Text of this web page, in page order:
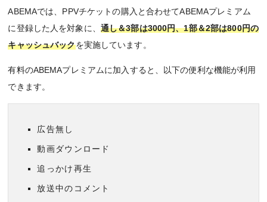
ABEMAでは、PPVチケットの購入と合わせてABEMAプレミアム
に登録した人を対象に、 通し＆3部は3000円、1部＆2部は800円の
キャッシュバックを実施しています。
有料のABEMAプレミアムに加入すると、以下の便利な機能が利用
できます。
広告無し
動画ダウンロード
追っかけ再生
放送中のコメント